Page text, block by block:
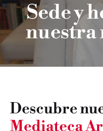
Sede y
nuestra
Descubre
Mediateca